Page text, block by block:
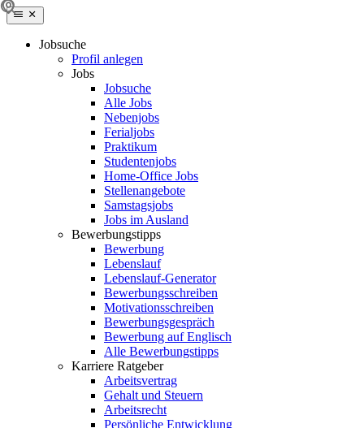
Jobsuche
Profil anlegen
Jobs
Jobsuche
Alle Jobs
Nebenjobs
Ferialjobs
Praktikum
Studentenjobs
Home-Office Jobs
Stellenangebote
Samstagsjobs
Jobs im Ausland
Bewerbungstipps
Bewerbung
Lebenslauf
Lebenslauf-Generator
Bewerbungsschreiben
Motivationsschreiben
Bewerbungsgespräch
Bewerbung auf Englisch
Alle Bewerbungstipps
Karriere Ratgeber
Arbeitsvertrag
Gehalt und Steuern
Arbeitsrecht
Persönliche Entwicklung